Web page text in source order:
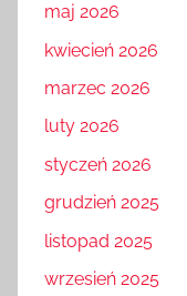
maj 2026
kwiecień 2026
marzec 2026
luty 2026
styczeń 2026
grudzień 2025
listopad 2025
wrzesień 2025